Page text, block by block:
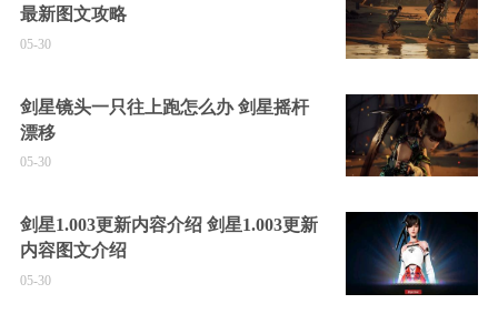
最新图文攻略
05-30
剑星镜头一只往上跑怎么办 剑星摇杆
漂移
05-30
剑星1.003更新内容介绍 剑星1.003更新
内容图文介绍
05-30